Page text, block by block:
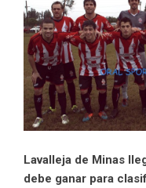
Lavalleja de Minas
debe ganar para